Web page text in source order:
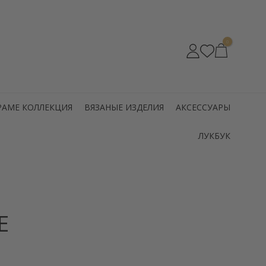
0
КОЛЛЕКЦИЯ ВЯЗАНЫЕ ИЗДЕЛИЯ АКСЕССУАРЫ
ЛУКБУК